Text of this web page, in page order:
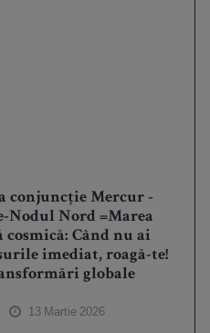
conjuncție Mercur -
Nodul Nord =Marea
cosmică: Când nu ai
imediat, roagă-te!
globale
13 Martie 2026